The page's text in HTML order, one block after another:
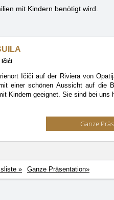
mit Kindern benötigt wird.
Ičići
Ičiči auf der Riviera von
einer schönen Aussicht auf die
Kindern geeignet. Sie sind bei uns
Ganze
» Ganze Präsentation»